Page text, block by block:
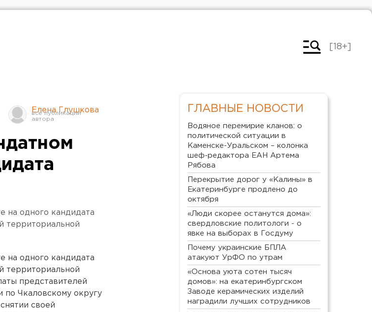
[18+]
Елена Глушкова
на одного кандидата
территориальной
на одного кандидата
территориальной
представителей
по Чкаловскому округу
своей
ГЛАВНЫЕ НОВОСТИ
Водяное перемирие кланов: о
политической ситуации в
Каменске-Уральском – колонка
шеф-редактора ЕАН Артема
Рябова
Перекрытие дорог у «Калины» в
Екатеринбурге продлено до
октября
«Люди скорее останутся дома»:
свердловские политологи - о
явке на выборах в Госдуму
Почему украинские БПЛА
атакуют УрФО по утрам
«Основа уюта сотен тысяч
домов»: на екатеринбургском
Заводе керамических изделий
наградили лучших сотрудников